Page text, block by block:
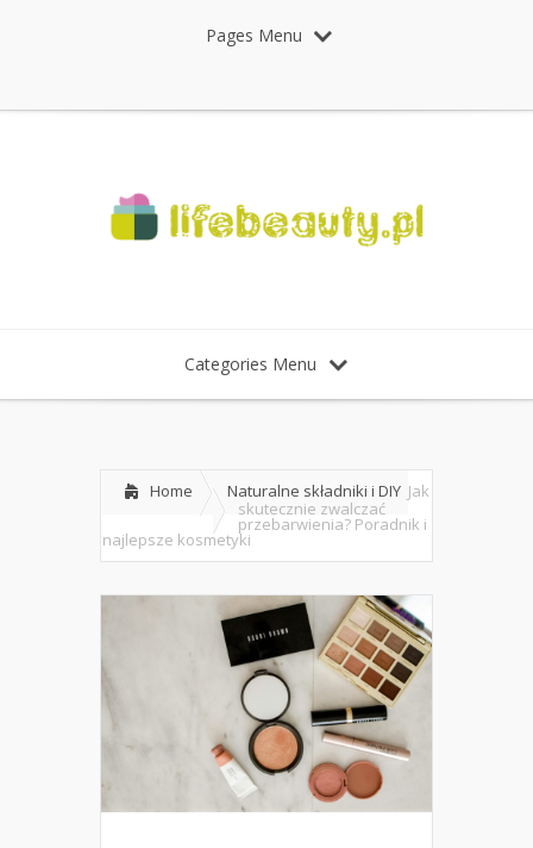
Pages Menu
Categories Menu
Home Naturalne składniki i DIY Jak
skutecznie zwalczać
przebarwienia? Poradnik i
najlepsze kosmetyki